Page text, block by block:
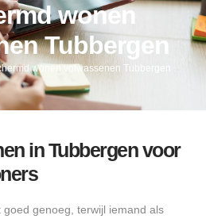
wonen
Tubbergen
wonen volwassenen Tubbergen
in Tubbergen voor
genoeg, terwijl iemand als